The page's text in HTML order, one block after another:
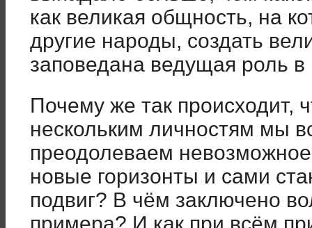
как великая общность, на
другие народы, создать
заповедана ведущая роль
Почему же так происходит,
нескольким личностям мы
преодолеваем
новые горизонты и сами
подвиг? В чём заключено